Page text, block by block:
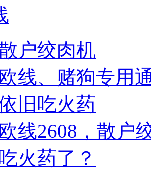
户绞肉机
线、赌狗专用
旧吃火药
线2608，散户
火药了？